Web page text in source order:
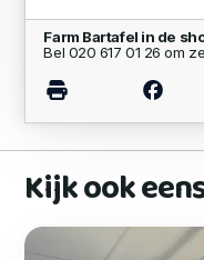
Farm Bartafel in de
Bel 020 617 01 26 om
Kijk ook